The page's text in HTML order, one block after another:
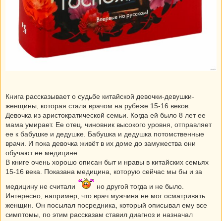
Книга рассказывает о судьбе китайской девочки-девушки-
женщины, которая стала врачом на рубеже 15-16 веков.
Девочка из аристократической семьи. Когда ей было 8 лет ее
мама умирает. Ее отец, чиновник высокого уровня, отправляет
ее к бабушке и дедушке. Бабушка и дедушка потомственные
врачи. И пока девочка живёт в их доме до замужества они
обучают ее медицине.
В книге очень хорошо описан быт и нравы в китайских семьях
15-16 века. Показана медицина, которую сейчас мы бы и за
медицину не считали
но другой тогда и не было.
Интересно, например, что врач мужчина не мог осматривать
женщин. Он посылал посредника, который описывал ему все
симптомы, по этим рассказам ставил диагноз и назначал